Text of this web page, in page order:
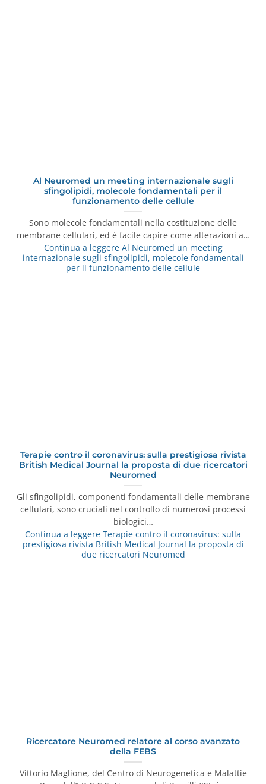
Al Neuromed un meeting internazionale sugli
sfingolipidi, molecole fondamentali per il
funzionamento delle cellule
Sono molecole fondamentali nella costituzione delle
membrane cellulari, ed è facile capire come alterazioni a…
Continua a leggereAl Neuromed un meeting
internazionale sugli sfingolipidi, molecole fondamentali
per il funzionamento delle cellule
Terapie contro il coronavirus: sulla prestigiosa rivista
British Medical Journal la proposta di due ricercatori
Neuromed
Gli sfingolipidi, componenti fondamentali delle membrane
cellulari, sono cruciali nel controllo di numerosi processi
biologici…
Continua a leggere Terapie contro il coronavirus: sulla
prestigiosa rivista British Medical Journal la proposta di
due ricercatori Neuromed
Ricercatore Neuromed relatore al corso avanzato
della FEBS
Vittorio Maglione, del Centro di Neurogenetica e Malattie